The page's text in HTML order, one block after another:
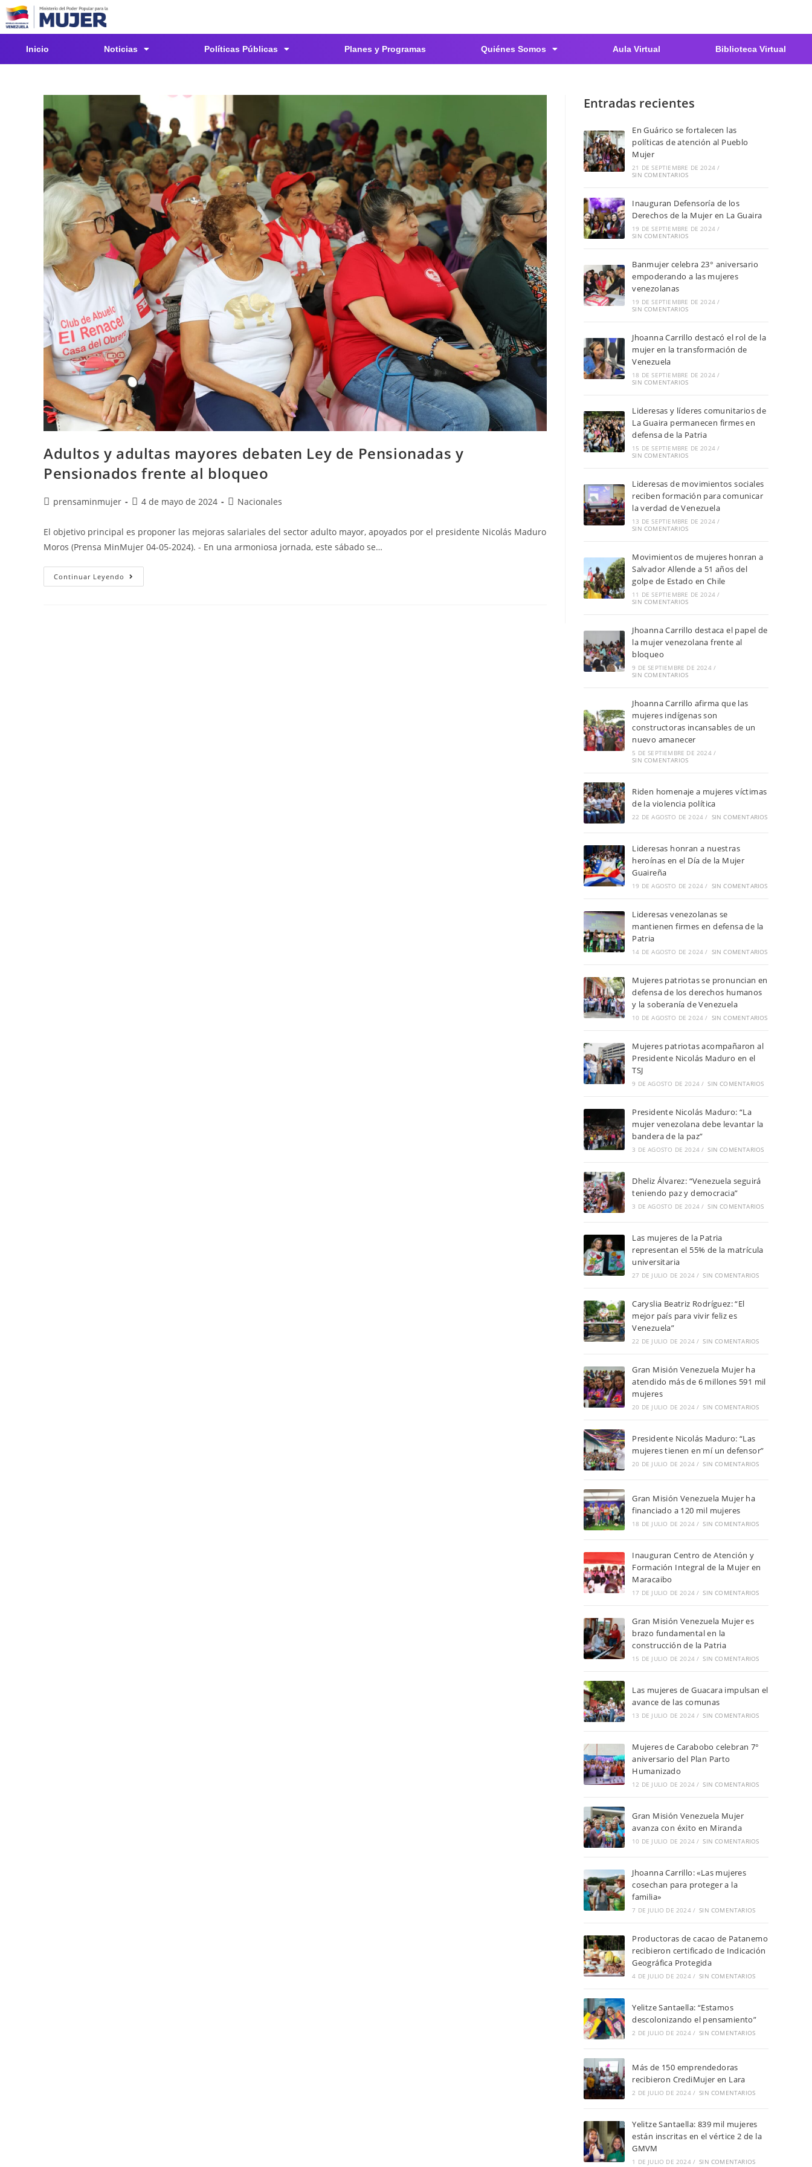
Inicio Noticias Políticas Públicas Planes y Programas Quiénes Somos Aula Virtual Biblioteca Virtual
Adultos y adultas mayores debaten Ley de Pensionadas y
Pensionados frente al bloqueo
prensaminmujer 4 de mayo de 2024 Nacionales
El objetivo principal es proponer las mejoras salariales del sector adulto mayor, apoyados por el presidente Nicolás Maduro
Moros (Prensa MinMujer 04-05-2024). - En una armoniosa jornada, este sábado se…
Continuar Leyendo
Entradas recientes
En Guárico se fortalecen las
políticas de atención al Pueblo
Mujer
21 DE SEPTIEMBRE DE 2024 /
SIN COMENTARIOS
Inauguran Defensoría de los
Derechos de la Mujer en La Guaira
19 DE SEPTIEMBRE DE 2024 /
SIN COMENTARIOS
Banmujer celebra 23° aniversario
empoderando a las mujeres
venezolanas
19 DE SEPTIEMBRE DE 2024 /
SIN COMENTARIOS
Jhoanna Carrillo destacó el rol de la
mujer en la transformación de
Venezuela
18 DE SEPTIEMBRE DE 2024 /
SIN COMENTARIOS
Lideresas y líderes comunitarios de
La Guaira permanecen firmes en
defensa de la Patria
15 DE SEPTIEMBRE DE 2024 /
SIN COMENTARIOS
Lideresas de movimientos sociales
reciben formación para comunicar
la verdad de Venezuela
13 DE SEPTIEMBRE DE 2024 /
SIN COMENTARIOS
Movimientos de mujeres honran a
Salvador Allende a 51 años del
golpe de Estado en Chile
11 DE SEPTIEMBRE DE 2024 /
SIN COMENTARIOS
Jhoanna Carrillo destaca el papel de
la mujer venezolana frente al
bloqueo
9 DE SEPTIEMBRE DE 2024 /
SIN COMENTARIOS
Jhoanna Carrillo afirma que las
mujeres indígenas son
constructoras incansables de un
nuevo amanecer
5 DE SEPTIEMBRE DE 2024 /
SIN COMENTARIOS
Riden homenaje a mujeres víctimas
de la violencia política
22 DE AGOSTO DE 2024 / SIN COMENTARIOS
Lideresas honran a nuestras
heroínas en el Día de la Mujer
Guaireña
19 DE AGOSTO DE 2024 / SIN COMENTARIOS
Lideresas venezolanas se
mantienen firmes en defensa de la
Patria
14 DE AGOSTO DE 2024 / SIN COMENTARIOS
Mujeres patriotas se pronuncian en
defensa de los derechos humanos
y la soberanía de Venezuela
10 DE AGOSTO DE 2024 / SIN COMENTARIOS
Mujeres patriotas acompañaron al
Presidente Nicolás Maduro en el
TSJ
9 DE AGOSTO DE 2024 / SIN COMENTARIOS
Presidente Nicolás Maduro: “La
mujer venezolana debe levantar la
bandera de la paz”
3 DE AGOSTO DE 2024 / SIN COMENTARIOS
Dheliz Álvarez: “Venezuela seguirá
teniendo paz y democracia”
3 DE AGOSTO DE 2024 / SIN COMENTARIOS
Las mujeres de la Patria
representan el 55% de la matrícula
universitaria
27 DE JULIO DE 2024 / SIN COMENTARIOS
Caryslia Beatriz Rodríguez: “El
mejor país para vivir feliz es
Venezuela”
22 DE JULIO DE 2024 / SIN COMENTARIOS
Gran Misión Venezuela Mujer ha
atendido más de 6 millones 591 mil
mujeres
20 DE JULIO DE 2024 / SIN COMENTARIOS
Presidente Nicolás Maduro: “Las
mujeres tienen en mí un defensor”
20 DE JULIO DE 2024 / SIN COMENTARIOS
Gran Misión Venezuela Mujer ha
financiado a 120 mil mujeres
18 DE JULIO DE 2024 / SIN COMENTARIOS
Inauguran Centro de Atención y
Formación Integral de la Mujer en
Maracaibo
17 DE JULIO DE 2024 / SIN COMENTARIOS
Gran Misión Venezuela Mujer es
brazo fundamental en la
construcción de la Patria
15 DE JULIO DE 2024 / SIN COMENTARIOS
Las mujeres de Guacara impulsan el
avance de las comunas
13 DE JULIO DE 2024 / SIN COMENTARIOS
Mujeres de Carabobo celebran 7°
aniversario del Plan Parto
Humanizado
12 DE JULIO DE 2024 / SIN COMENTARIOS
Gran Misión Venezuela Mujer
avanza con éxito en Miranda
10 DE JULIO DE 2024 / SIN COMENTARIOS
Jhoanna Carrillo: «Las mujeres
cosechan para proteger a la
familia»
7 DE JULIO DE 2024 / SIN COMENTARIOS
Productoras de cacao de Patanemo
recibieron certificado de Indicación
Geográfica Protegida
4 DE JULIO DE 2024 / SIN COMENTARIOS
Yelitze Santaella: “Estamos
descolonizando el pensamiento”
2 DE JULIO DE 2024 / SIN COMENTARIOS
Más de 150 emprendedoras
recibieron CrediMujer en Lara
2 DE JULIO DE 2024 / SIN COMENTARIOS
Yelitze Santaella: 839 mil mujeres
están inscritas en el vértice 2 de la
GMVM
1 DE JULIO DE 2024 / SIN COMENTARIOS